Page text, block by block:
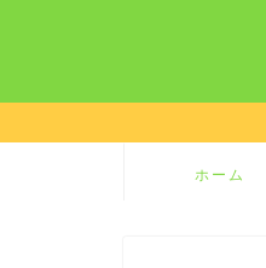
ホーム